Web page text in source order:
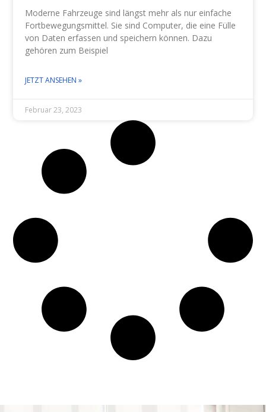
Moderne Fahrzeuge sind längst mehr als nur einfache
Fortbewegungsmittel. Sie sind Computer, die eine Fülle
von Daten erfassen und speichern können. Dazu
gehören zum Beispiel
JETZT ANSEHEN »
Februar 23, 2023